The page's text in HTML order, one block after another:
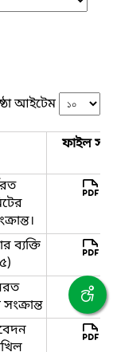
আইটেম
ফাইল
ব্যক্তি